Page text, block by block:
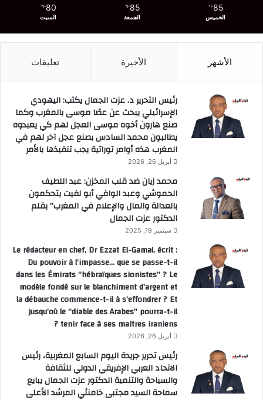
85
℉
الخميس
85
℉
الجمعة
80
℉
السبت
الأشهر الأخيرة تعليقات
رئيس التحرير د. عزت الجمال يكتب: اليهودي
الإسرائيلي يبحث عن عصًا موسى بالمغرب وكما
صنع هارون أخوه موسى العجل لهم كي يعبدوه
يطالبون محمد السادس بصنع عجل آخر لهم في
المغرب هذه أوامر توراتية يجب تنفيذها بالأمر
أبريل 26, 2026
محمد زيان ضد قلب المخزن: عبد اللطيف
الحموشي وعبد الوافي أبو لفيت يتحكمون
بالعدالة والمال والإعلام في المغرب” بقلم
الدكتور عزت الجمال
سبتمبر 19, 2025
Le rédacteur en chef, Dr Ezzat El-Gamal, écrit :
Du pouvoir à l’impasse… que se passe-t-il
dans les Émirats “hébraïques sionistes” ? Le
modèle fondé sur le blanchiment d’argent et
la débauche commence-t-il à s’effondrer ? Et
jusqu’où le “diable des Arabes” pourra-t-il
tenir face à ses maîtres iraniens ?
أبريل 26, 2026
رئيس تحرير جريدة اليوم السابع المغربية، رئيس
الاتحاد العربي الإفريقي الدولي للثقافة
والسياحة والتنمية الدكتور عزت الجمال يبايع
سماحة السيد مجتبى خامنئي المرشد الأعلى